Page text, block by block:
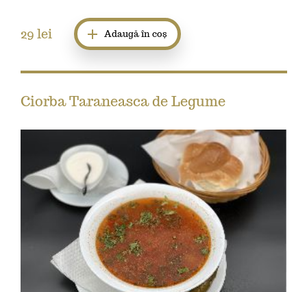
29 lei Adaugă în coș
Ciorba Taraneasca de Legume